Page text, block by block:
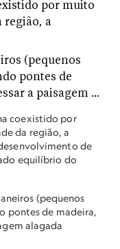
coexistido por
da região, a
de
equilíbrio do
(pequenos
pontes de madeira,
alagada